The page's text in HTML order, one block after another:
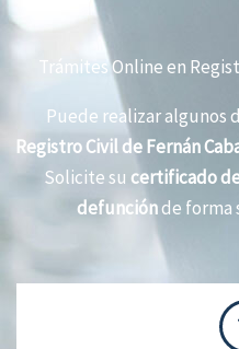
Trámites Online en
Puede realizar algunos
Registro Civil de Fernán
Solicite su certificado
defunciónde forma